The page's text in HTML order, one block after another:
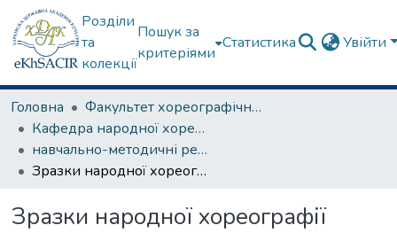
Розділи
та
колекції
Пошук за
критеріями
Статистика Увійти
Головна
Факультет хореографічного мистецтва
Кафедра народної хореографії та теорії танцю
навчально-методичні рекомендації, програми дисциплін
Зразки народної хореографії
Зразки народної хореографії